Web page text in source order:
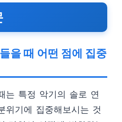
을 때 어떤 점에 집중
는 특정 악기의 솔로 연
위기에 집중해보시는 것